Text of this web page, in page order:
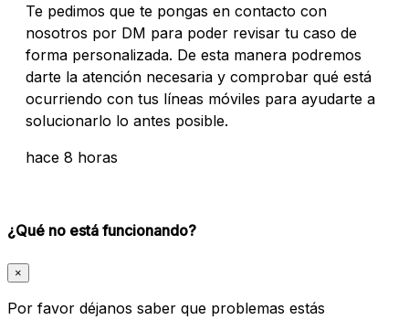
Te pedimos que te pongas en contacto con
nosotros por DM para poder revisar tu caso de
forma personalizada. De esta manera podremos
darte la atención necesaria y comprobar qué está
ocurriendo con tus líneas móviles para ayudarte a
solucionarlo lo antes posible.
hace 8 horas
¿Qué no está funcionando?
×
Por favor déjanos saber que problemas estás